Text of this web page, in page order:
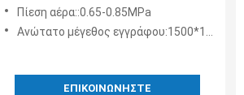
1500 mm
Πίεση αέρα::0.65-0.85MPa
Ανώτατο μέγεθος εγγράφου:1500*1500mm
ΕΠΙΚΟΙΝΩΝΉΣΤΕ